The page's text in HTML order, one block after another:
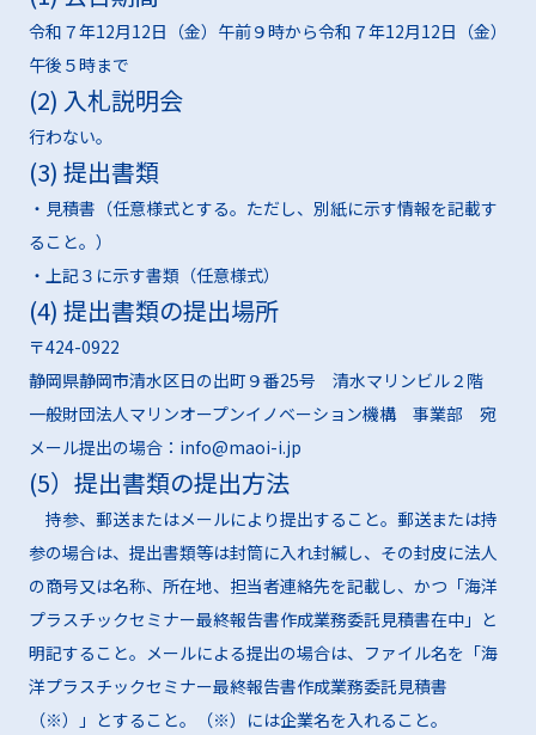
令和７年12月12日（金）午前９時から令和７年12月12日（金）
午後５時まで
(2) 入札説明会
行わない。
(3) 提出書類
・見積書（任意様式とする。ただし、別紙に示す情報を記載す
ること。）
・上記３に示す書類（任意様式）
(4) 提出書類の提出場所
〒424-0922
静岡県静岡市清水区日の出町９番25号 清水マリンビル２階
一般財団法人マリンオープンイノベーション機構 事業部 宛
メール提出の場合：info@maoi-i.jp
(5）提出書類の提出方法
持参、郵送またはメールにより提出すること。郵送または持
参の場合は、提出書類等は封筒に入れ封緘し、その封皮に法人
の商号又は名称、所在地、担当者連絡先を記載し、かつ「海洋
プラスチックセミナー最終報告書作成業務委託見積書在中」と
明記すること。メールによる提出の場合は、ファイル名を「海
洋プラスチックセミナー最終報告書作成業務委託見積書
（※）」とすること。（※）には企業名を入れること。